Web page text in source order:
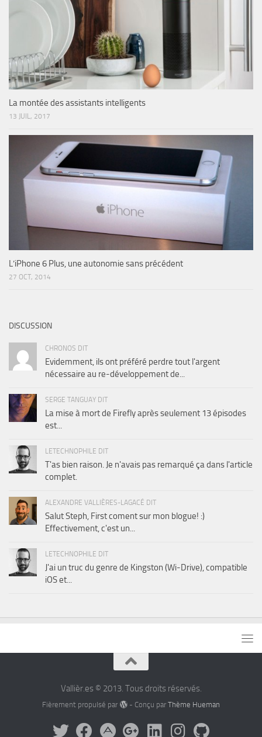
La montée des assistants intelligents
13 JUIL, 2017
L’iPhone 6 Plus, une autonomie sans précédent
27 OCT, 2014
DISCUSSION
CHRONOS DIT
Evidemment, ils ont préféré perdre tout l'argent
nécessaire au re-développement de...
SERGE TANGUAY DIT
La mise à mort de Firefly après seulement 13 épisodes
est...
LETECHNOPHILE DIT
T'as bien raison. Je n'avais pas remarqué ça dans l'article
complet.
ALEXANDRE VALLIÈRES-LAGACÉ DIT
Salut Steph, First coment sur mon blogue! :)
Effectivement, c'est un...
LETECHNOPHILE DIT
J'ai un truc du genre de Kingston (Wi-Drive), compatible
iOS et...
Vallièr.es © 2013. Tous droits réservés.
Fièrement propulsé par - Conçu par Thème Hueman